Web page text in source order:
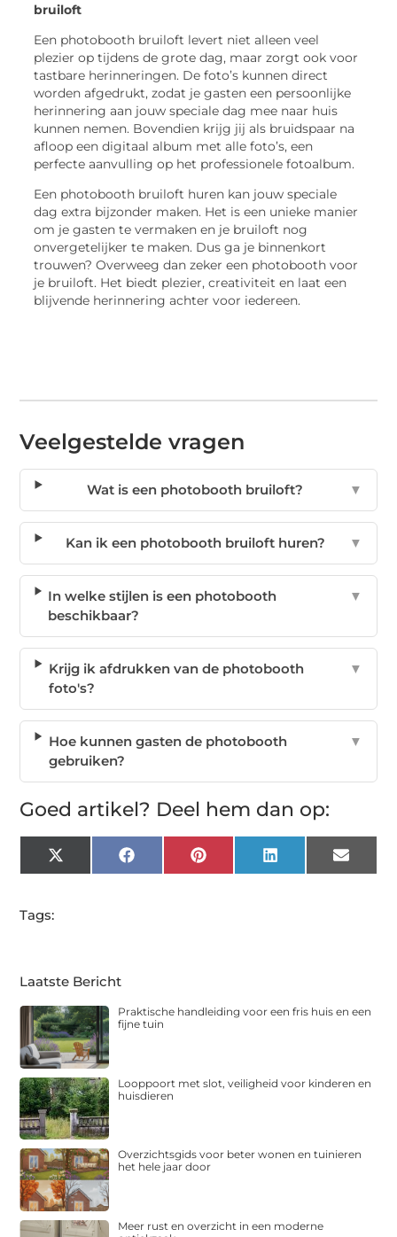
bruiloft
Een photobooth bruiloft levert niet alleen veel
plezier op tijdens de grote dag, maar zorgt ook voor
tastbare herinneringen. De foto’s kunnen direct
worden afgedrukt, zodat je gasten een persoonlijke
herinnering aan jouw speciale dag mee naar huis
kunnen nemen. Bovendien krijg jij als bruidspaar na
afloop een digitaal album met alle foto’s, een
perfecte aanvulling op het professionele fotoalbum.
Een photobooth bruiloft huren kan jouw speciale
dag extra bijzonder maken. Het is een unieke manier
om je gasten te vermaken en je bruiloft nog
onvergetelijker te maken. Dus ga je binnenkort
trouwen? Overweeg dan zeker een photobooth voor
je bruiloft. Het biedt plezier, creativiteit en laat een
blijvende herinnering achter voor iedereen.
Veelgestelde vragen
Wat is een photobooth bruiloft? ▼
Kan ik een photobooth bruiloft huren? ▼
In welke stijlen is een photobooth
beschikbaar?
▼
Krijg ik afdrukken van de photobooth
foto's?
▼
Hoe kunnen gasten de photobooth
gebruiken?
▼
Goed artikel? Deel hem dan op:
X
(Twitter)
FacebookPinterest LinkedIn Email
Tags:
Laatste Bericht
Praktische handleiding voor een fris huis en een
fijne tuin
Looppoort met slot, veiligheid voor kinderen en
huisdieren
Overzichtsgids voor beter wonen en tuinieren
het hele jaar door
Meer rust en overzicht in een moderne